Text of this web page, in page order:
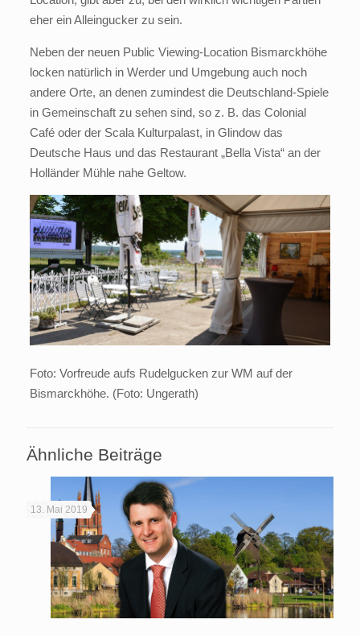
eher ein Alleingucker zu sein.
Neben der neuen Public Viewing-Location Bismarckhöhe
locken natürlich in Werder und Umgebung auch noch
andere Orte, an denen zumindest die Deutschland-Spiele
in Gemeinschaft zu sehen sind, so z. B. das Colonial
Café oder der Scala Kulturpalast, in Glindow das
Deutsche Haus und das Restaurant „Bella Vista“ an der
Holländer Mühle nahe Geltow.
Foto: Vorfreude aufs Rudelgucken zur WM auf der
Bismarckhöhe. (Foto: Ungerath)
Ähnliche Beiträge
13. Mai 2019